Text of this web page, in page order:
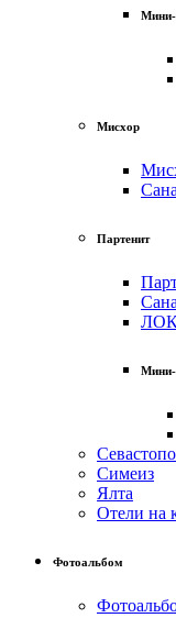
Мини-
Мисхор
Партенит
ЛОК
Мини-
Симеиз
Ялта
Отели на
Фотоальбом